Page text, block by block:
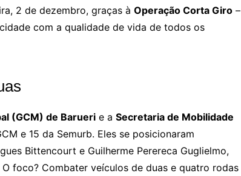
2 de dezembro, graças à Operação Corta Giro –
com a qualidade de vida de todos os
(GCM) de Barueri e a Secretaria de Mobilidade
e 15 da Semurb. Eles se posicionaram
Bittencourt e Guilherme Perereca Guglielmo,
O foco? Combater veículos de duas e quatro rodas